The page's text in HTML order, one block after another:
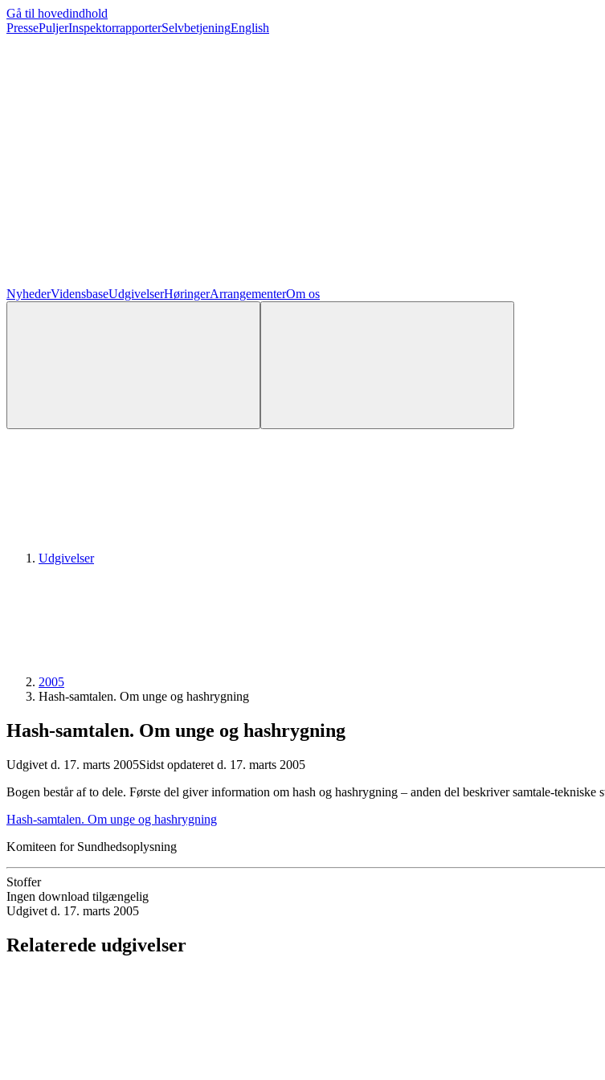
Gå til hovedindhold
PressePuljerInspektorrapporterSelvbetjeningEnglish
NyhederVidensbaseUdgivelserHøringerArrangementerOm os
Udgivelser
2005
Hash-samtalen. Om unge og hashrygning
Hash-samtalen. Om unge og hashrygning
Udgivet d. 17. marts 2005Sidst opdateret d. 17. marts 2005
Bogen består af to dele. Første del giver information om hash og hashrygning – anden del beskriver samtale-tekniske
Hash-samtalen. Om unge og hashrygning
Komiteen for Sundhedsoplysning
Stoffer
Ingen download tilgængelig
Udgivet d. 17. marts 2005
Relaterede udgivelser